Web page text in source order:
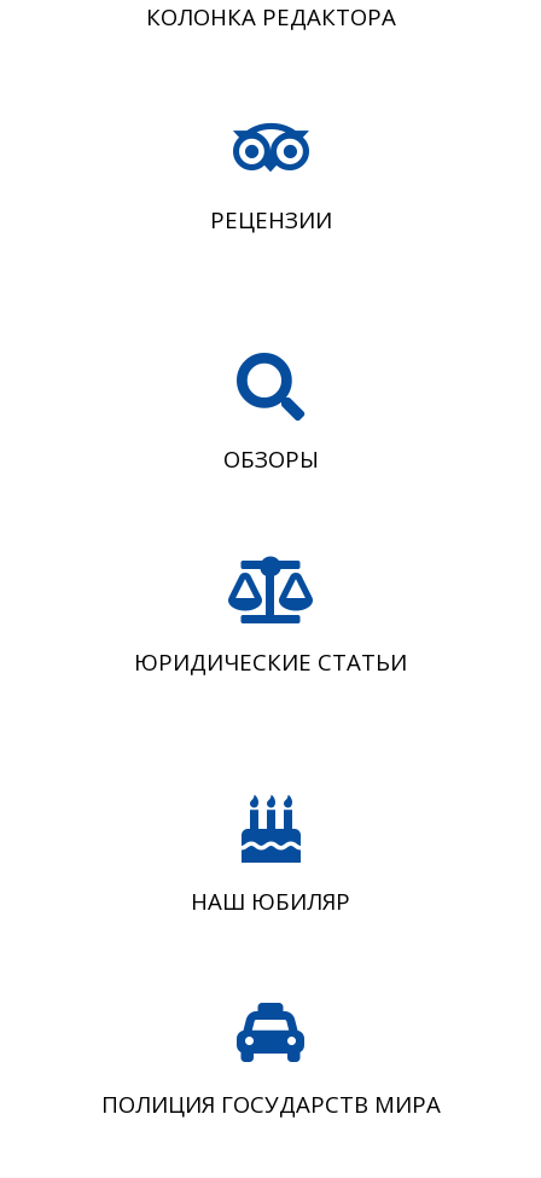
КОЛОНКА РЕДАКТОРА
РЕЦЕНЗИИ
ОБЗОРЫ
ЮРИДИЧЕСКИЕ СТАТЬИ
НАШ ЮБИЛЯР
ПОЛИЦИЯ ГОСУДАРСТВ МИРА